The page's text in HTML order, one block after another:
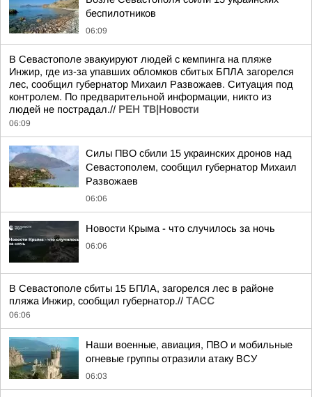
беспилотников
06:09
В Севастополе эвакуируют людей с кемпинга на пляже
Инжир, где из-за упавших обломков сбитых БПЛА загорелся
лес, сообщил губернатор Михаил Развожаев. Ситуация под
контролем. По предварительной информации, никто из
людей не пострадал.// РЕН ТВ|Новости
06:09
Силы ПВО сбили 15 украинских дронов над
Севастополем, сообщил губернатор Михаил
Развожаев
06:06
Новости Крыма - что случилось за ночь
06:06
В Севастополе сбиты 15 БПЛА, загорелся лес в районе
пляжа Инжир, сообщил губернатор.// ТАСС
06:06
Наши военные, авиация, ПВО и мобильные
огневые группы отразили атаку ВСУ
06:03